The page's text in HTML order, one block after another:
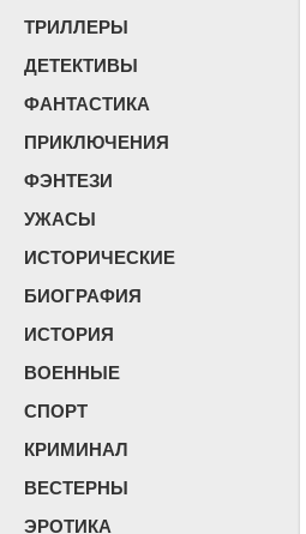
ТРИЛЛЕРЫ
ДЕТЕКТИВЫ
ФАНТАСТИКА
ПРИКЛЮЧЕНИЯ
ФЭНТЕЗИ
УЖАСЫ
ИСТОРИЧЕСКИЕ
БИОГРАФИЯ
ИСТОРИЯ
ВОЕННЫЕ
СПОРТ
КРИМИНАЛ
ВЕСТЕРНЫ
ЭРОТИКА